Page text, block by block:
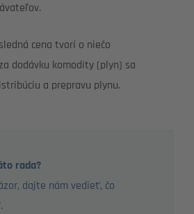
cena tvorí o niečo
dodávku komodity (plyn) sa
a prepravu plynu.
rada?
dajte nám vedieť, čo